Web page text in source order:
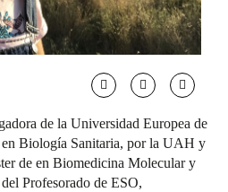
de la Universidad Europea de
Biología Sanitaria, por la UAH y
de en Biomedicina Molecular y
Profesorado de ESO,